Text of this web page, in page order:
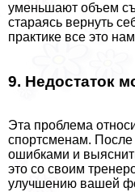
уменьшают объем
стараясь вернуть
пpaктике все это
9. Недостаток
Эта проблема
спортсменам. После
ошибками и
это со своим
улучшению вашей